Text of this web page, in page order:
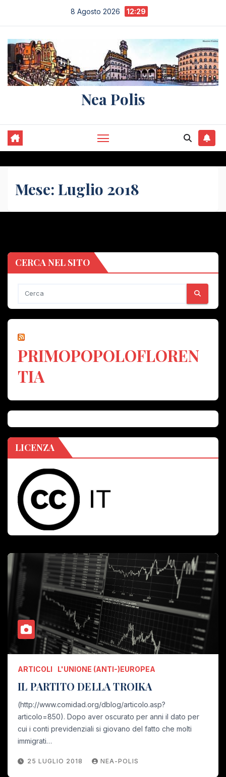
contenuto
8 Agosto 2026 12:29
Nea Polis
Mese: Luglio 2018
CERCA NEL SITO
PRIMOPOPOLOFLOREN
TIA
LICENZA
ARTICOLI L'UNIONE (ANTI-)EUROPEA
IL PARTITO DELLA TROIKA
(http://www.comidad.org/dblog/articolo.asp?
articolo=850). Dopo aver oscurato per anni il dato per
cui i conti previdenziali si giovano del fatto che molti
immigrati…
25 LUGLIO 2018 NEA-POLIS